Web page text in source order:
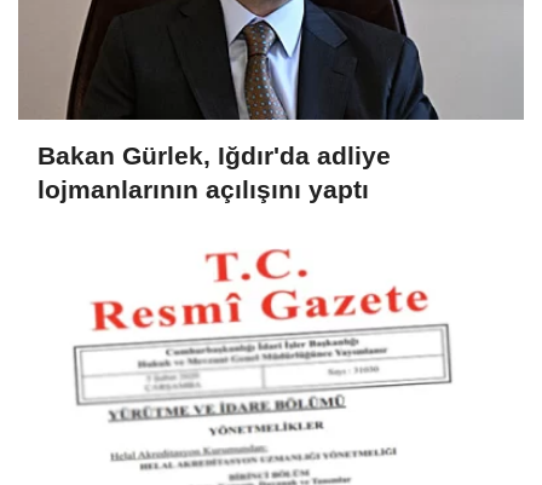
Bakan Gürlek, Iğdır'da adliye
lojmanlarının açılışını yaptı